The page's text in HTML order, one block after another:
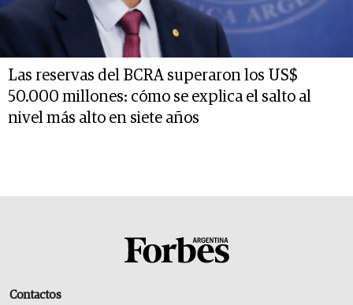
Las reservas del BCRA superaron los US$
50.000 millones: cómo se explica el salto al
nivel más alto en siete años
Contactos